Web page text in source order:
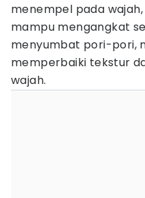
menempel pada wajah,
mampu mengangkat
menyumbat pori-pori,
memperbaiki tekstur
wajah.